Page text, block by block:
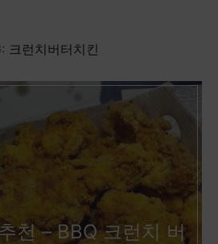
크런치버터치킨
천 – BBQ 크런치 버